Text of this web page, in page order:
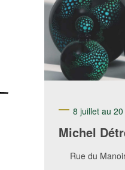
8 juillet au
Michel
Rue du